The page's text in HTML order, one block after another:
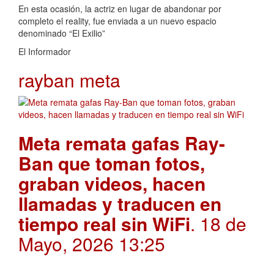
En esta ocasión, la actriz en lugar de abandonar por
completo el reality, fue enviada a un nuevo espacio
denominado “El Exilio”
El Informador
rayban meta
Meta remata gafas Ray-
Ban que toman fotos,
graban videos, hacen
llamadas y traducen en
tiempo real sin WiFi. 18 de
Mayo, 2026 13:25